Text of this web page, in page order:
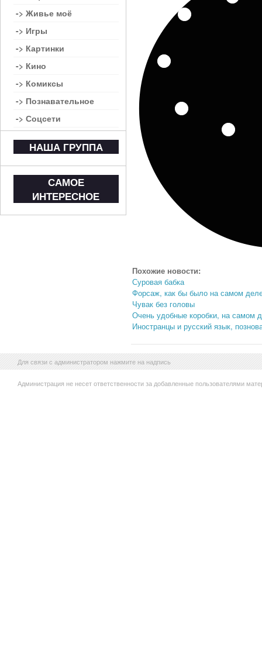
Похожие новости:
Суровая бабка
Форсаж, как бы было на самом
Чувак без головы
Очень удобные коробки, на самом
Иностранцы и русский язык,
-> Живье моё
-> Игры
-> Картинки
-> Кино
-> Комиксы
-> Познавательное
-> Соцсети
НАША ГРУППА
САМОЕ
ИНТЕРЕСНОЕ
Для связи с администратором нажмите на надпись
Администрация не несет ответственности за добавленные пользователями